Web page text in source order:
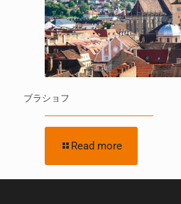
ブラショフ
Read more